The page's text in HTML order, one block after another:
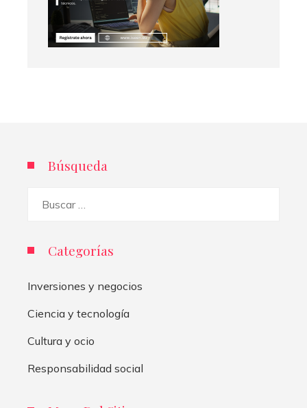
Búsqueda
Categorías
Inversiones y negocios
Ciencia y tecnología
Cultura y ocio
Responsabilidad social